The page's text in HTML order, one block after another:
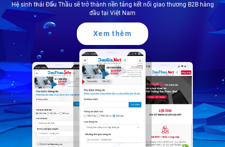
Hệ sinh thái Đấu Thầu sẽ trở thành nền tảng kết nối giao thương B2B hàng
đầu tại Việt Nam
Xem thêm